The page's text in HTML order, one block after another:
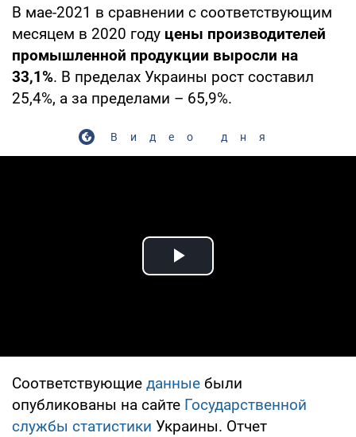
В мае-2021 в сравнении с соответствующим
месяцем в 2020 году цены производителей
промышленной продукции выросли на
33,1%. В пределах Украины рост составил
25,4%, а за пределами – 65,9%.
Видео дня
Play Video
Соответствующие данные были
опубликованы на сайте Государственной
службы статистики Украины. Отчет